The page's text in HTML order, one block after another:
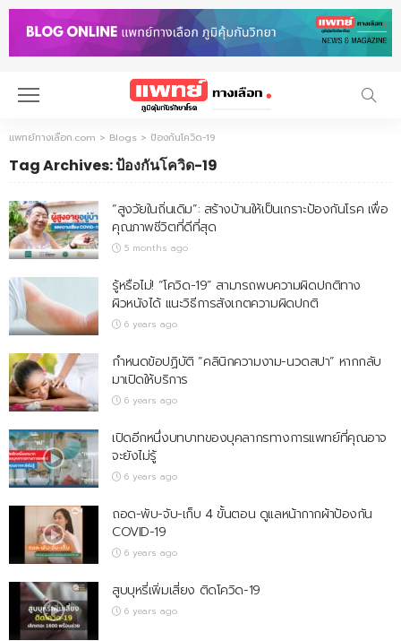
แพทย์ทางเลือก.com > Blogs > ป้องกันโควิด-19
Tag Archives: ป้องกันโควิด-19
“สูงวัยในถิ่นเดิม”: สร้างบ้านให้เป็นเกราะป้องกันโรค เพื่อ
คุณภาพชีวิตที่ดีที่สุด
5 months ago
รู้หรือไม่! “โควิด-19” สามารถพบความผิดปกติทาง
ผิวหนังได้ แนะวิธีการสังเกตความผิดปกติ
6 years ago
กำหนดข้อปฏิบัติ “คลินิกความงาม-นวดสปา” หากกลับ
มาเปิดให้บริการ
6 years ago
เปิดอีกหนึ่งบทบาทของบุคลากรทางการแพทย์ที่คุณอาจ
จะยังไม่รู้
6 years ago
ถอด-พับ-จับ-เก็บ 4 ขั้นตอน ดูแลหน้ากากผ้าป้องกัน
COVID-19
6 years ago
สูบบุหรี่เพิ่มเสี่ยง ติดโควิด-19
6 years ago